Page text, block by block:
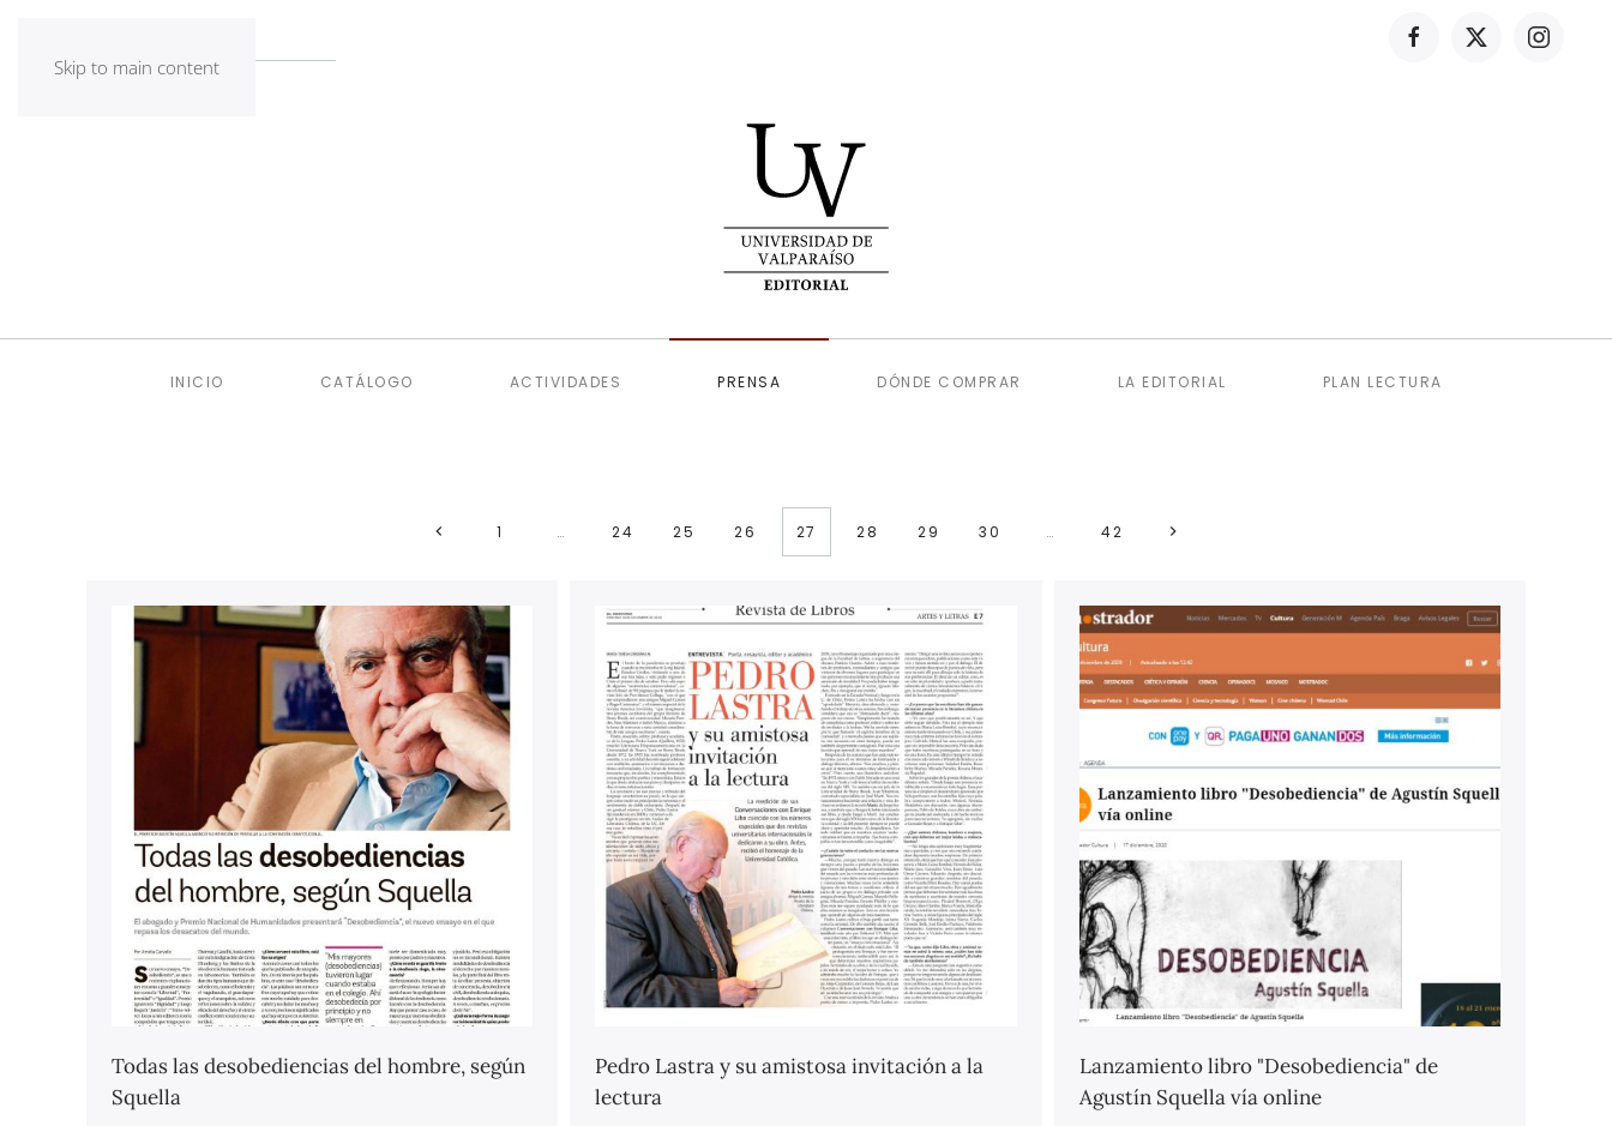
Skip to main content
INICIO CATÁLOGO ACTIVIDADES PRENSA DÓNDE COMPRAR LA EDITORIAL PLAN LECTURA
1 … 24 25 26 27 28 29 30 … 42
Todas las desobediencias del hombre, según
Squella
Pedro Lastra y su amistosa invitación a la
lectura
Lanzamiento libro "Desobediencia" de
Agustín Squella vía online